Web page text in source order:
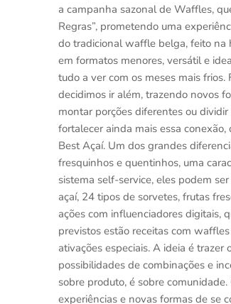
a campanha sazonal de Waffles,
Regras”, prometendo uma
do tradicional waffle belga, feito na
em formatos menores, versátil e
tudo a ver com os meses mais
decidimos ir além, trazendo novos
montar porções diferentes ou
fortalecer ainda mais essa
Best Açaí. Um dos grandes
fresquinhos e quentinhos, uma
sistema self-service, eles podem
açaí, 24 tipos de sorvetes, frutas
ações com influenciadores digitais,
previstos estão receitas com
ativações especiais. A ideia é
possibilidades de combinações e
sobre produto, é sobre
experiências e novas formas de se